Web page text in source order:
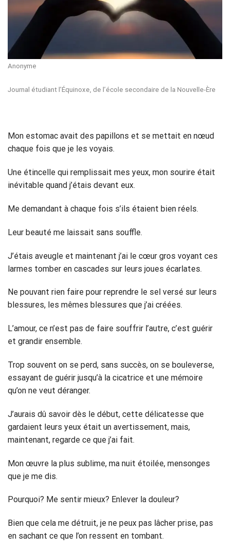
Anonyme
Journal étudiant l’Équinoxe, de l’école secondaire de la Nouvelle-Ère
Mon estomac avait des papillons et se mettait en nœud
chaque fois que je les voyais.
Une étincelle qui remplissait mes yeux, mon sourire était
inévitable quand j’étais devant eux.
Me demandant à chaque fois s’ils étaient bien réels.
Leur beauté me laissait sans souffle.
J’étais aveugle et maintenant j’ai le cœur gros voyant ces
larmes tomber en cascades sur leurs joues écarlates.
Ne pouvant rien faire pour reprendre le sel versé sur leurs
blessures, les mêmes blessures que j’ai créées.
L’amour, ce n’est pas de faire souffrir l’autre, c’est guérir
et grandir ensemble.
Trop souvent on se perd, sans succès, on se bouleverse,
essayant de guérir jusqu’à la cicatrice et une mémoire
qu’on ne veut déranger.
J’aurais dû savoir dès le début, cette délicatesse que
gardaient leurs yeux était un avertissement, mais,
maintenant, regarde ce que j’ai fait.
Mon œuvre la plus sublime, ma nuit étoilée, mensonges
que je me dis.
Pourquoi? Me sentir mieux? Enlever la douleur?
Bien que cela me détruit, je ne peux pas lâcher prise, pas
en sachant ce que l’on ressent en tombant.